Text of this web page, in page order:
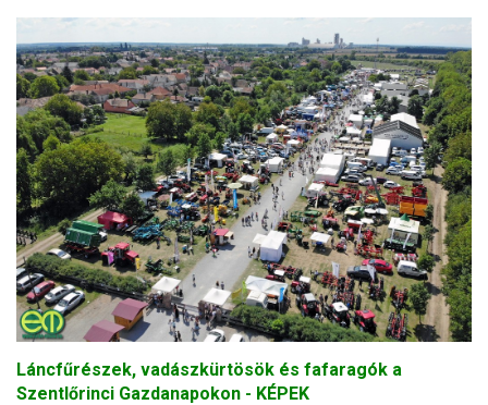
Láncfűrészek, vadászkürtösök és fafaragók a
Szentlőrinci Gazdanapokon - KÉPEK